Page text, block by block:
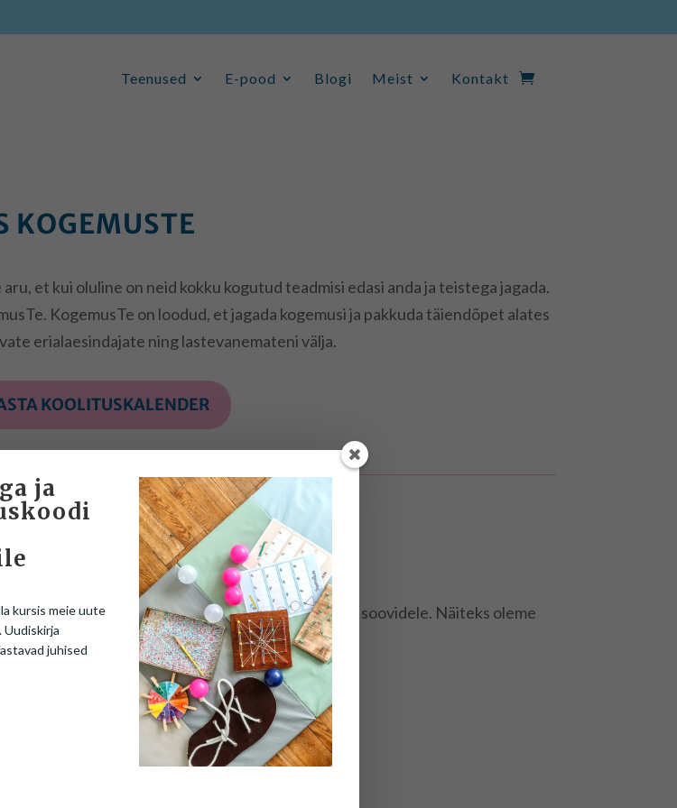
Teenused E-pood Blogi Meist Kontakt
Teenused E-pood Blogi Meist Kontakt
KOGEMUSTE
et kui oluline on neid kokku kogutud teadmisi edasi anda ja teistega jagada.
KogemusTe on loodud, et jagada kogemusi ja pakkuda täiendõpet alates
erialaesindajate ning lastevanemateni välja.
KOOLITUSKALENDER
valdkonnas vastavalt Teie ettevõtte vajadustele ja soovidele. Näiteks oleme
sekkumine
ja
kursis meie uute
juhised